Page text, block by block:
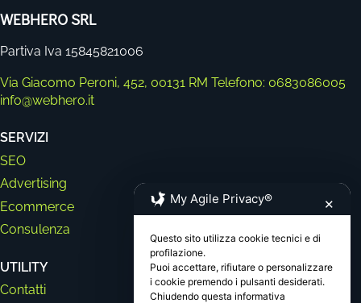
WEBHERO SRL
Partiva Iva 15845821006
Via Giacomo Peroni, 452, 00131 RM Telefono: 0683086005
info@webhero.it
SERVIZI
SEO
Advertising
Ecommerce
Consulenza
UTILITY
Contatti
My Agile Privacy® ✕
Questo sito utilizza cookie tecnici e di
profilazione.
Puoi accettare, rifiutare o personalizzare
i cookie premendo i pulsanti desiderati.
Chiudendo questa informativa